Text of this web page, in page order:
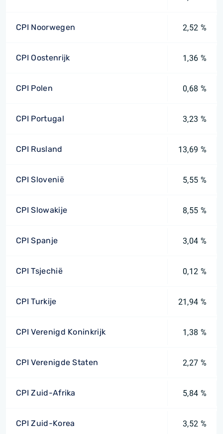
CPI Noorwegen 2,52 %
CPI Oostenrijk 1,36 %
CPI Polen 0,68 %
CPI Portugal 3,23 %
CPI Rusland 13,69 %
CPI Slovenië 5,55 %
CPI Slowakije 8,55 %
CPI Spanje 3,04 %
CPI Tsjechië 0,12 %
CPI Turkije 21,94 %
CPI Verenigd Koninkrijk 1,38 %
CPI Verenigde Staten 2,27 %
CPI Zuid-Afrika 5,84 %
CPI Zuid-Korea 3,52 %